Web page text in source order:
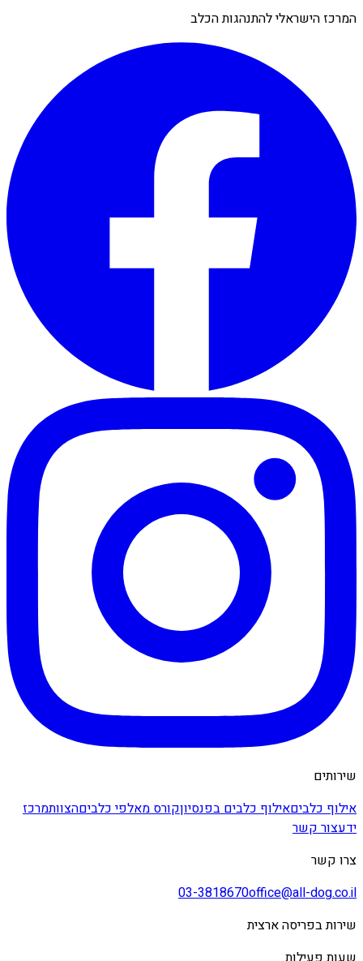
המרכז הישראלי להתנהגות הכלב
שירותים
אילוף כלביםאילוף כלבים בפנסיוןקורס מאלפי כלביםהצוותמרכז
ידעצור קשר
צרו קשר
03-3818670office@all-dog.co.il
שירות בפריסה ארצית